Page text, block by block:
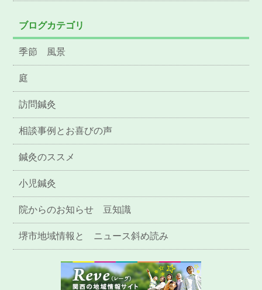
ブログカテゴリ
季節 風景
庭
訪問鍼灸
相談事例とお喜びの声
鍼灸のススメ
小児鍼灸
院からのお知らせ 豆知識
堺市地域情報と ニュース斜め読み